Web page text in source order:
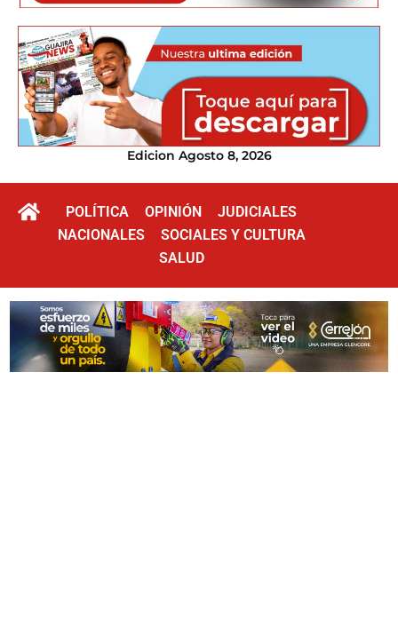
Edicion Agosto 8, 2026
POLÍTICA OPINIÓN
JUDICIALES
NACIONALES
SOCIALES Y CULTURA
SALUD